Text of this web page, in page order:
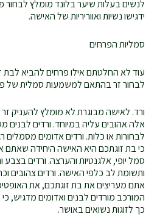
לנשים בעלות שיער בלונד מומלץ לבחור
ידגישו נשיות ואווריריות של האישה.
סמליות הפרחים
עוד לא החלטתם אילו פרחים להביא לבת
לבחור זר בהתאם למשמעות סמלית של
ורד. לאישה מבוגרת לא מומלץ להעניק
אלה אהובים עליה במיוחד. ורדים לבנים
לבחורות או כלות. ורדים אדומים
כי בת זוגתכם היא האישה היחידה שאתם
סמל יופי, אלגנטיות והערצה. ורדים
ותשומת לב כלפי האישה. ורדים צהובים
אתם מעריצים את בת זוגתכם, את
המורכב מורדים לבנים ואדומים מדגיש,
כך לזוגות נשואים באושר.